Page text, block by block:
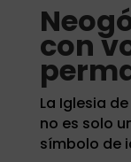
con
La Iglesia
no es solo
símbolo de